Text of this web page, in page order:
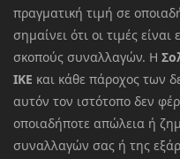
πραγματική τιμή σε
σημαίνει ότι οι τιμές είναι
σκοπούς συναλλαγών. Η
ΙΚΕ και κάθε πάροχος των
αυτόν τον ιστότοπο δεν
οποιαδήποτε απώλεια ή
συναλλαγών σας ή της